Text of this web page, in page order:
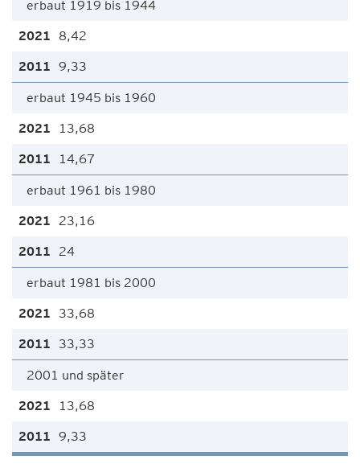
erbaut 1919 bis 1944
8,42
9,33
erbaut 1945 bis 1960
13,68
14,67
erbaut 1961 bis 1980
23,16
24
erbaut 1981 bis 2000
33,68
33,33
2001 und später
13,68
9,33